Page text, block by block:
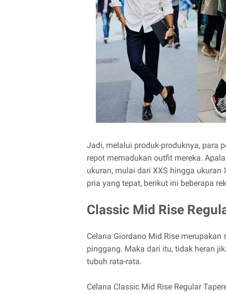
Jadi, melalui produk-produknya, para
repot memadukan outfit mereka.
ukuran, mulai dari XXS hingga
pria yang tepat, berikut ini beberapa
Classic Mid Rise
Celana Giordano Mid Rise
pinggang. Maka dari itu, tidak heran
tubuh rata-rata.
Celana Classic Mid Rise Regular